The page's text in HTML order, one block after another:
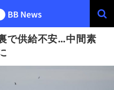
で供給不安…中間素